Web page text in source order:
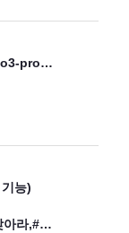
pro
능)
아라,#